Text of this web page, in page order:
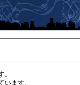
ます。